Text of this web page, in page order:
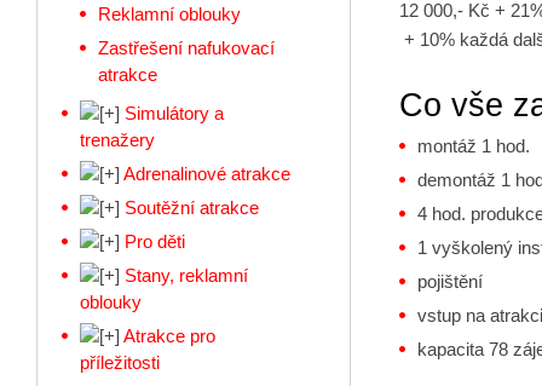
12 000,- Kč +
+ 10% každá
Co vše
montáž 1 hod.
demontáž 1
4 hod.
1 vyškolený
pojištění
vstup na
kapacita 78
Reklamní oblouky
Zastřešení nafukovací
atrakce
Simulátory a
trenažery
Adrenalinové atrakce
Soutěžní atrakce
Pro děti
Stany, reklamní
oblouky
Atrakce pro
příležitosti